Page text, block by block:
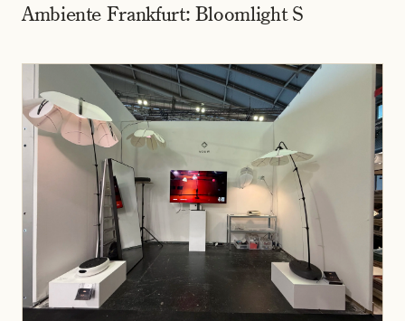
Ambiente Frankfurt: Bloomlight S